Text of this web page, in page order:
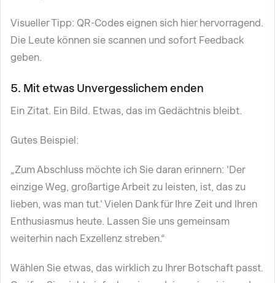
Visueller Tipp: QR-Codes eignen sich hier hervorragend.
Die Leute können sie scannen und sofort Feedback
geben.
5. Mit etwas Unvergesslichem enden
Ein Zitat. Ein Bild. Etwas, das im Gedächtnis bleibt.
Gutes Beispiel:
„Zum Abschluss möchte ich Sie daran erinnern: 'Der
einzige Weg, großartige Arbeit zu leisten, ist, das zu
lieben, was man tut.' Vielen Dank für Ihre Zeit und Ihren
Enthusiasmus heute. Lassen Sie uns gemeinsam
weiterhin nach Exzellenz streben.“
Wählen Sie etwas, das wirklich zu Ihrer Botschaft passt.